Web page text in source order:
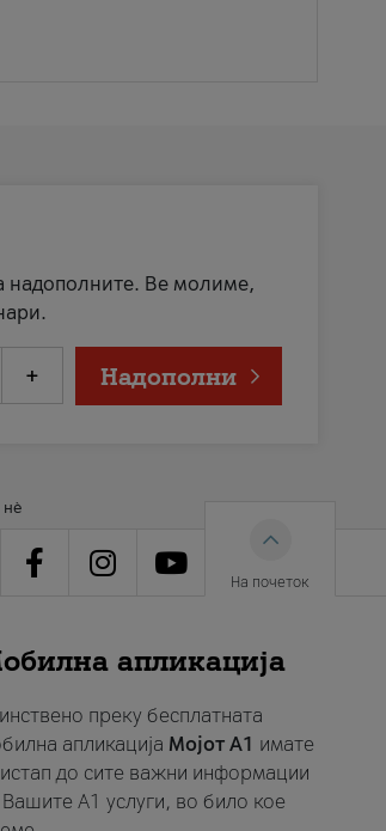
надополните. Ве молиме,
+ Надополни
нè
На почеток
апликација
преку бесплатната
апликација Мојот A1 имате
до сите важни информации
Вашите A1 услуги, во било кое